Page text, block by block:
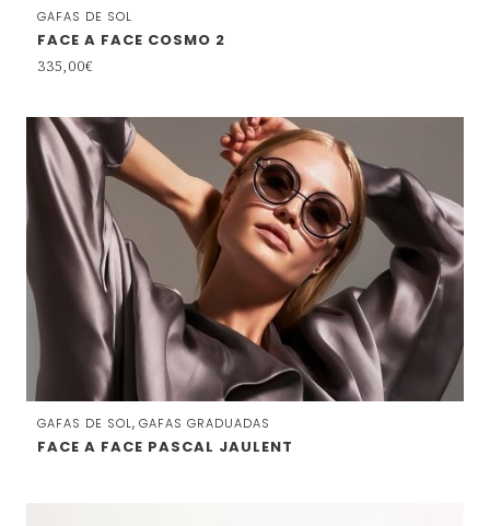
GAFAS DE SOL
FACE A FACE COSMO 2
335,00€
GAFAS DE SOL, GAFAS GRADUADAS
FACE A FACE PASCAL JAULENT